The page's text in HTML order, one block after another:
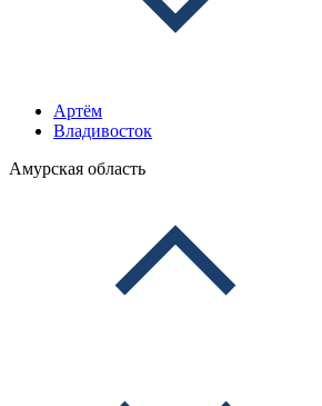
Артём
Владивосток
Амурская область